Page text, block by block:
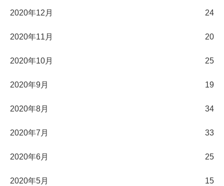
2020年12月 24
2020年11月 20
2020年10月 25
2020年9月 19
2020年8月 34
2020年7月 33
2020年6月 25
2020年5月 15